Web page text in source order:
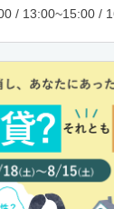
/ 13:00~15:00 /